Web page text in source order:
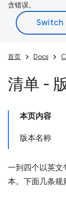
含错误。
首页 Docs
清单 -
本页内容
版本名称
一到四个以英文
本。下面几条规